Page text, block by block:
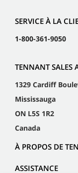
SERVICE À LA
1-800-361-9050
TENNANT SALES
1329 Cardiff
Mississauga
ON L5S 1R2
Canada
À PROPOS DE
ASSISTANCE